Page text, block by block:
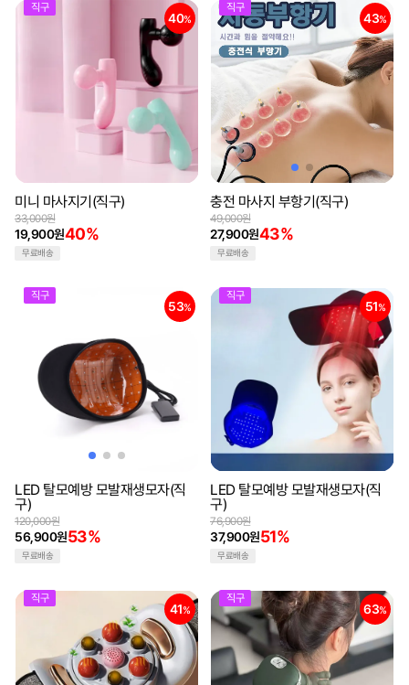
직구
40%
미니 마사지기(직구)
19,900원40%
33,000원
무료배송
직구
43%
충전 마사지 부항기(직구)
27,900원43%
49,000원
무료배송
직구
53%
LED 탈모예방 모발재생모자(직
구)
56,900원53%
120,000원
무료배송
직구
51%
LED 탈모예방 모발재생모자(직
구)
37,900원51%
76,900원
무료배송
직구
41%
직구
63%